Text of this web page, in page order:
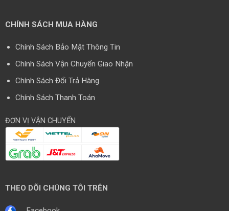
CHÍNH SÁCH MUA HÀNG
Chính Sách Bảo Mật Thông Tin
Chính Sách Vận Chuyển Giao Nhận
Chính Sách Đổi Trả Hàng
Chính Sách Thanh Toán
ĐƠN VỊ VẬN CHUYỂN
THEO DÕI CHÚNG TÔI TRÊN